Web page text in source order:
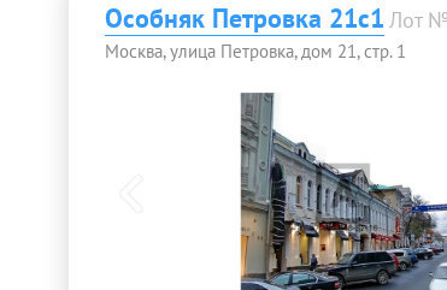
Особняк Петровка 21с1 Лот
Москва, улица Петровка, дом 21, стр. 1